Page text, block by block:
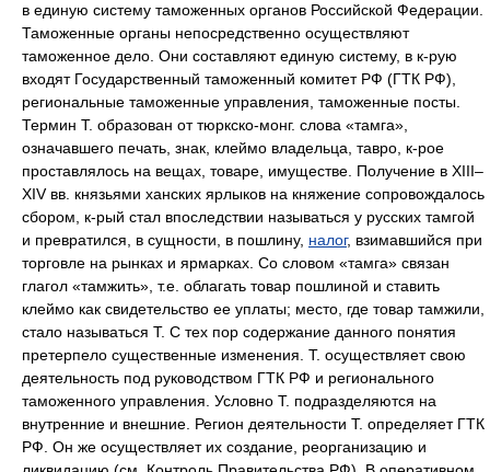
в единую систему таможенных органов Российской Федерации.
Таможенные органы непосредственно осуществляют
таможенное дело. Они составляют единую систему, в к-рую
входят Государственный таможенный комитет РФ (ГТК РФ),
региональные таможенные управления, таможенные посты.
Термин Т. образован от тюркско-монг. слова «тамга»,
означавшего печать, знак, клеймо владельца, тавро, к-рое
проставлялось на вещах, товаре, имуществе. Получение в XIII–
XIV вв. князьями ханских ярлыков на княжение сопровождалось
сбором, к-рый стал впоследствии называться у русских тамгой
и превратился, в сущности, в пошлину, налог, взимавшийся при
торговле на рынках и ярмарках. Со словом «тамга» связан
глагол «тамжить», т.е. облагать товар пошлиной и ставить
клеймо как свидетельство ее уплаты; место, где товар тамжили,
стало называться Т. С тех пор содержание данного понятия
претерпело существенные изменения. Т. осуществляет свою
деятельность под руководством ГТК РФ и регионального
таможенного управления. Условно Т. подразделяются на
внутренние и внешние. Регион деятельности Т. определяет ГТК
РФ. Он же осуществляет их создание, реорганизацию и